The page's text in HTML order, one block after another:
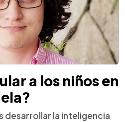
a los niños en
desarrollar la inteligencia